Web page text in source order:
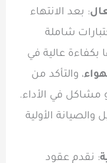
: بعد الانتهاء
شاملة
بكفاءة عالية في
، والتأكد من
مشاكل في الأداء.
الأولية
: نقدم عقود